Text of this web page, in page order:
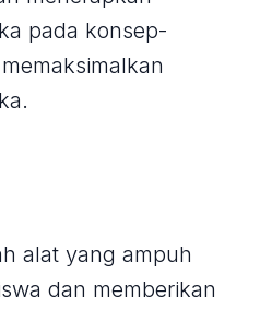
pada konsep-
alat yang ampuh
dan memberikan